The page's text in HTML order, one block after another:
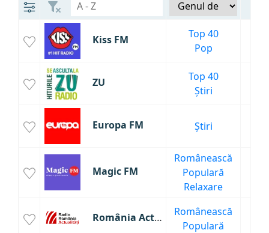
Kiss FM
Top 40
Pop
ZU
Top 40
Știri
Europa FM Știri
Magic FM
Românească
Populară
Relaxare
România Actualități
Românească
Populară